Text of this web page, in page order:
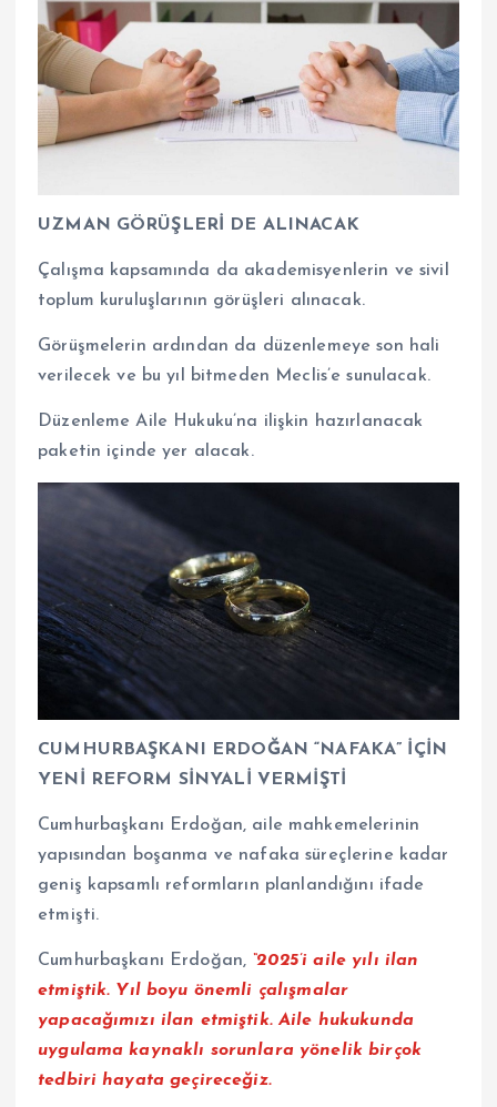
UZMAN GÖRÜŞLERİ DE ALINACAK
Çalışma kapsamında da akademisyenlerin ve sivil
toplum kuruluşlarının görüşleri alınacak.
Görüşmelerin ardından da düzenlemeye son hali
verilecek ve bu yıl bitmeden Meclis’e sunulacak.
Düzenleme Aile Hukuku’na ilişkin hazırlanacak
paketin içinde yer alacak.
CUMHURBAŞKANI ERDOĞAN “NAFAKA” İÇİN
YENİ REFORM SİNYALİ VERMİŞTİ
Cumhurbaşkanı Erdoğan, aile mahkemelerinin
yapısından boşanma ve nafaka süreçlerine kadar
geniş kapsamlı reformların planlandığını ifade
etmişti.
Cumhurbaşkanı Erdoğan, “2025’i aile yılı ilan
etmiştik. Yıl boyu önemli çalışmalar
yapacağımızı ilan etmiştik. Aile hukukunda
uygulama kaynaklı sorunlara yönelik birçok
tedbiri hayata geçireceğiz.